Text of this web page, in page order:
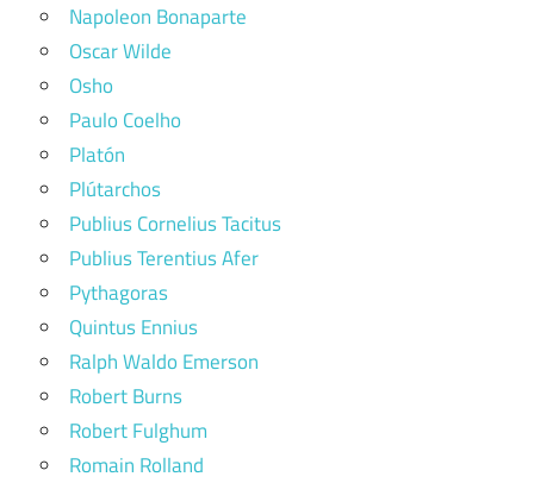
Napoleon Bonaparte
Oscar Wilde
Osho
Paulo Coelho
Platón
Plútarchos
Publius Cornelius Tacitus
Publius Terentius Afer
Pythagoras
Quintus Ennius
Ralph Waldo Emerson
Robert Burns
Robert Fulghum
Romain Rolland